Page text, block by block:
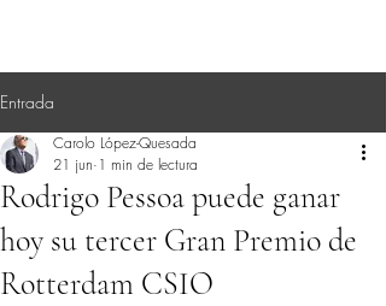
Entrada
Rodrigo Pessoa puede ganar
hoy su tercer Gran Premio de
Rotterdam CSIO
Carolo López-Quesada
21 jun 1 min de lectura